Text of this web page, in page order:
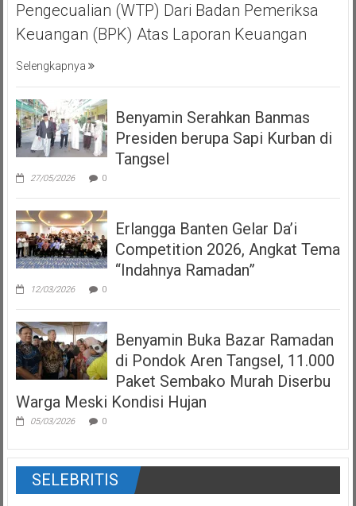
Pengecualian (WTP) Dari Badan Pemeriksa
Keuangan (BPK) Atas Laporan Keuangan
Selengkapnya
Benyamin Serahkan Banmas
Presiden berupa Sapi Kurban di
Tangsel
27/05/2026 0
Erlangga Banten Gelar Da’i
Competition 2026, Angkat Tema
“Indahnya Ramadan”
12/03/2026 0
Benyamin Buka Bazar Ramadan
di Pondok Aren Tangsel, 11.000
Paket Sembako Murah Diserbu
Warga Meski Kondisi Hujan
05/03/2026 0
SELEBRITIS